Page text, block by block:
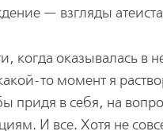
— взгляды
когда оказывалась в
то момент я
придя в себя, на
И все. Хотя не